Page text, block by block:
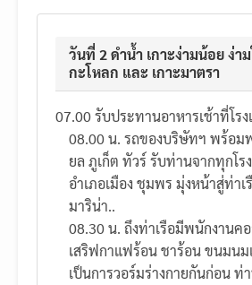
วันที่ 2 ดำน้ำ เกาะง่ามน้อย ง่า
กะโหลก และ เกาะมาตรา
07.00 รับประทานอาหารเช้าที่โรง
08.00 น. รถของบริษัทฯ พร้อม
ยล ภูเก็ต ทัวร์ รับท่านจากทุกโร
อำเภอเมือง ชุมพร มุ่งหน้าสู่ท่า
มาริน่า..
08.30 น. ถึงท่าเรือมีพนักงานค
เสริฟกาแฟร้อน ชาร้อน ขนมนม
เป็นการวอร์มร่างกายกันก่อน ท่า